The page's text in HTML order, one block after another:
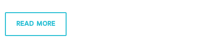
READ MORE